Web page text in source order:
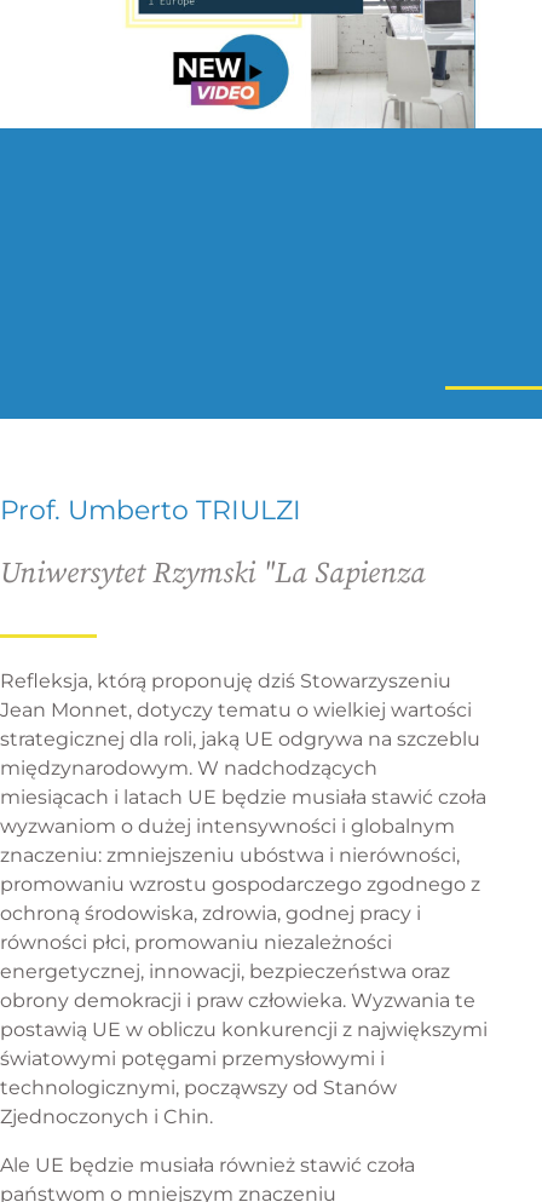
Prof. Umberto TRIULZI
Uniwersytet Rzymski "La Sapienza
Refleksja, którą proponuję dziś Stowarzyszeniu
Jean Monnet, dotyczy tematu o wielkiej wartości
strategicznej dla roli, jaką UE odgrywa na szczeblu
międzynarodowym. W nadchodzących
miesiącach i latach UE będzie musiała stawić czoła
wyzwaniom o dużej intensywności i globalnym
znaczeniu: zmniejszeniu ubóstwa i nierówności,
promowaniu wzrostu gospodarczego zgodnego z
ochroną środowiska, zdrowia, godnej pracy i
równości płci, promowaniu niezależności
energetycznej, innowacji, bezpieczeństwa oraz
obrony demokracji i praw człowieka. Wyzwania te
postawią UE w obliczu konkurencji z największymi
światowymi potęgami przemysłowymi i
technologicznymi, począwszy od Stanów
Zjednoczonych i Chin.
Ale UE będzie musiała również stawić czoła
państwom o mniejszym znaczeniu